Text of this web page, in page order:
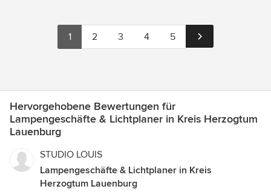
1 2 3 4 5
Hervorgehobene Bewertungen für
Lampengeschäfte & Lichtplaner in Kreis Herzogtum
Lauenburg
STUDIO LOUIS
Lampengeschäfte & Lichtplaner in Kreis
Herzogtum Lauenburg